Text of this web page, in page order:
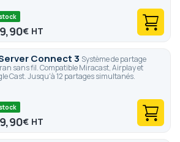
€
Connect 3 Système de partage
sans fil. Compatible Miracast, Airplay et
Cast. Jusqu'à 12 partages simultanés.
€